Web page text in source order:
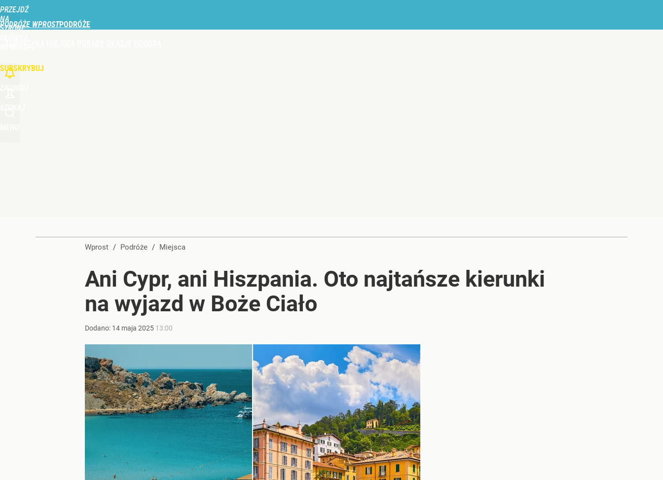
PRZEJDŹ
NA
STRONĘ
PODRÓŻE WPROST
SUBSKRYBUJ
Wprost / Podróże / Miejsca
Ani Cypr, ani Hiszpania. Oto najtańsze kierunki
na wyjazd w Boże Ciało
Dodano: 14 maja 2025 13:00